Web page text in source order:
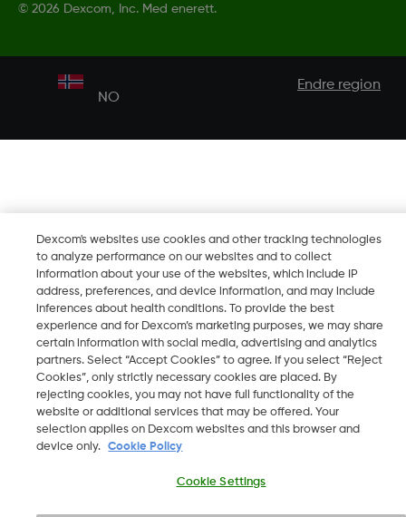
© 2026 Dexcom, Inc. Med enerett.
NO
Endre region
Dexcom's websites use cookies and other tracking technologies
to analyze performance on our websites and to collect
information about your use of the websites, which include IP
address, preferences, and device information, and may include
inferences about health conditions. To provide the best
experience and for Dexcom’s marketing purposes, we may share
certain information with social media, advertising and analytics
partners. Select “Accept Cookies” to agree. If you select “Reject
Cookies”, only strictly necessary cookies are placed. By
rejecting cookies, you may not have full functionality of the
website or additional services that may be offered. Your
selection applies on Dexcom websites and this browser and
device only.
Cookie Policy
Cookie Settings